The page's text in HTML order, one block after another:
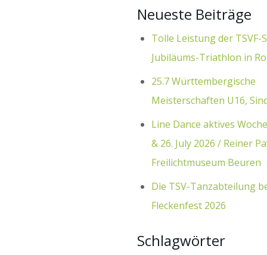
Neueste Beiträge
Tolle Leistung der TSVF-
Jubiläums-Triathlon in
25.7 Württembergische
Meisterschaften U16,
Line Dance aktives
& 26. July 2026 / Reiner
Freilichtmuseum Beuren
Die TSV-Tanzabteilung
Fleckenfest 2026
Schlagwörter